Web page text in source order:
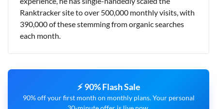
Ranktracker site to over 500,000 monthly visits, with
390,000 of these stemming from organic searches
each month.
⚡ 90% Flash Sale
90% off your first month on monthly plans. Your personal